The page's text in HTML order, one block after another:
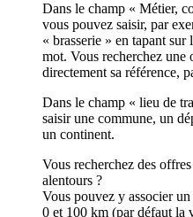
Dans le champ « Métier,
vous pouvez saisir, par
« brasserie » en tapant
mot. Vous recherchez une
directement sa référence,
Dans le champ « lieu de
saisir une commune, un
un continent.
Vous recherchez des
alentours ?
Vous pouvez y associer
0 et 100 km (par défaut la